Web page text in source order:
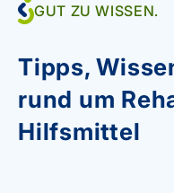
GUT ZU WISSEN.
Tipps,
rund um
Hilfsmittel